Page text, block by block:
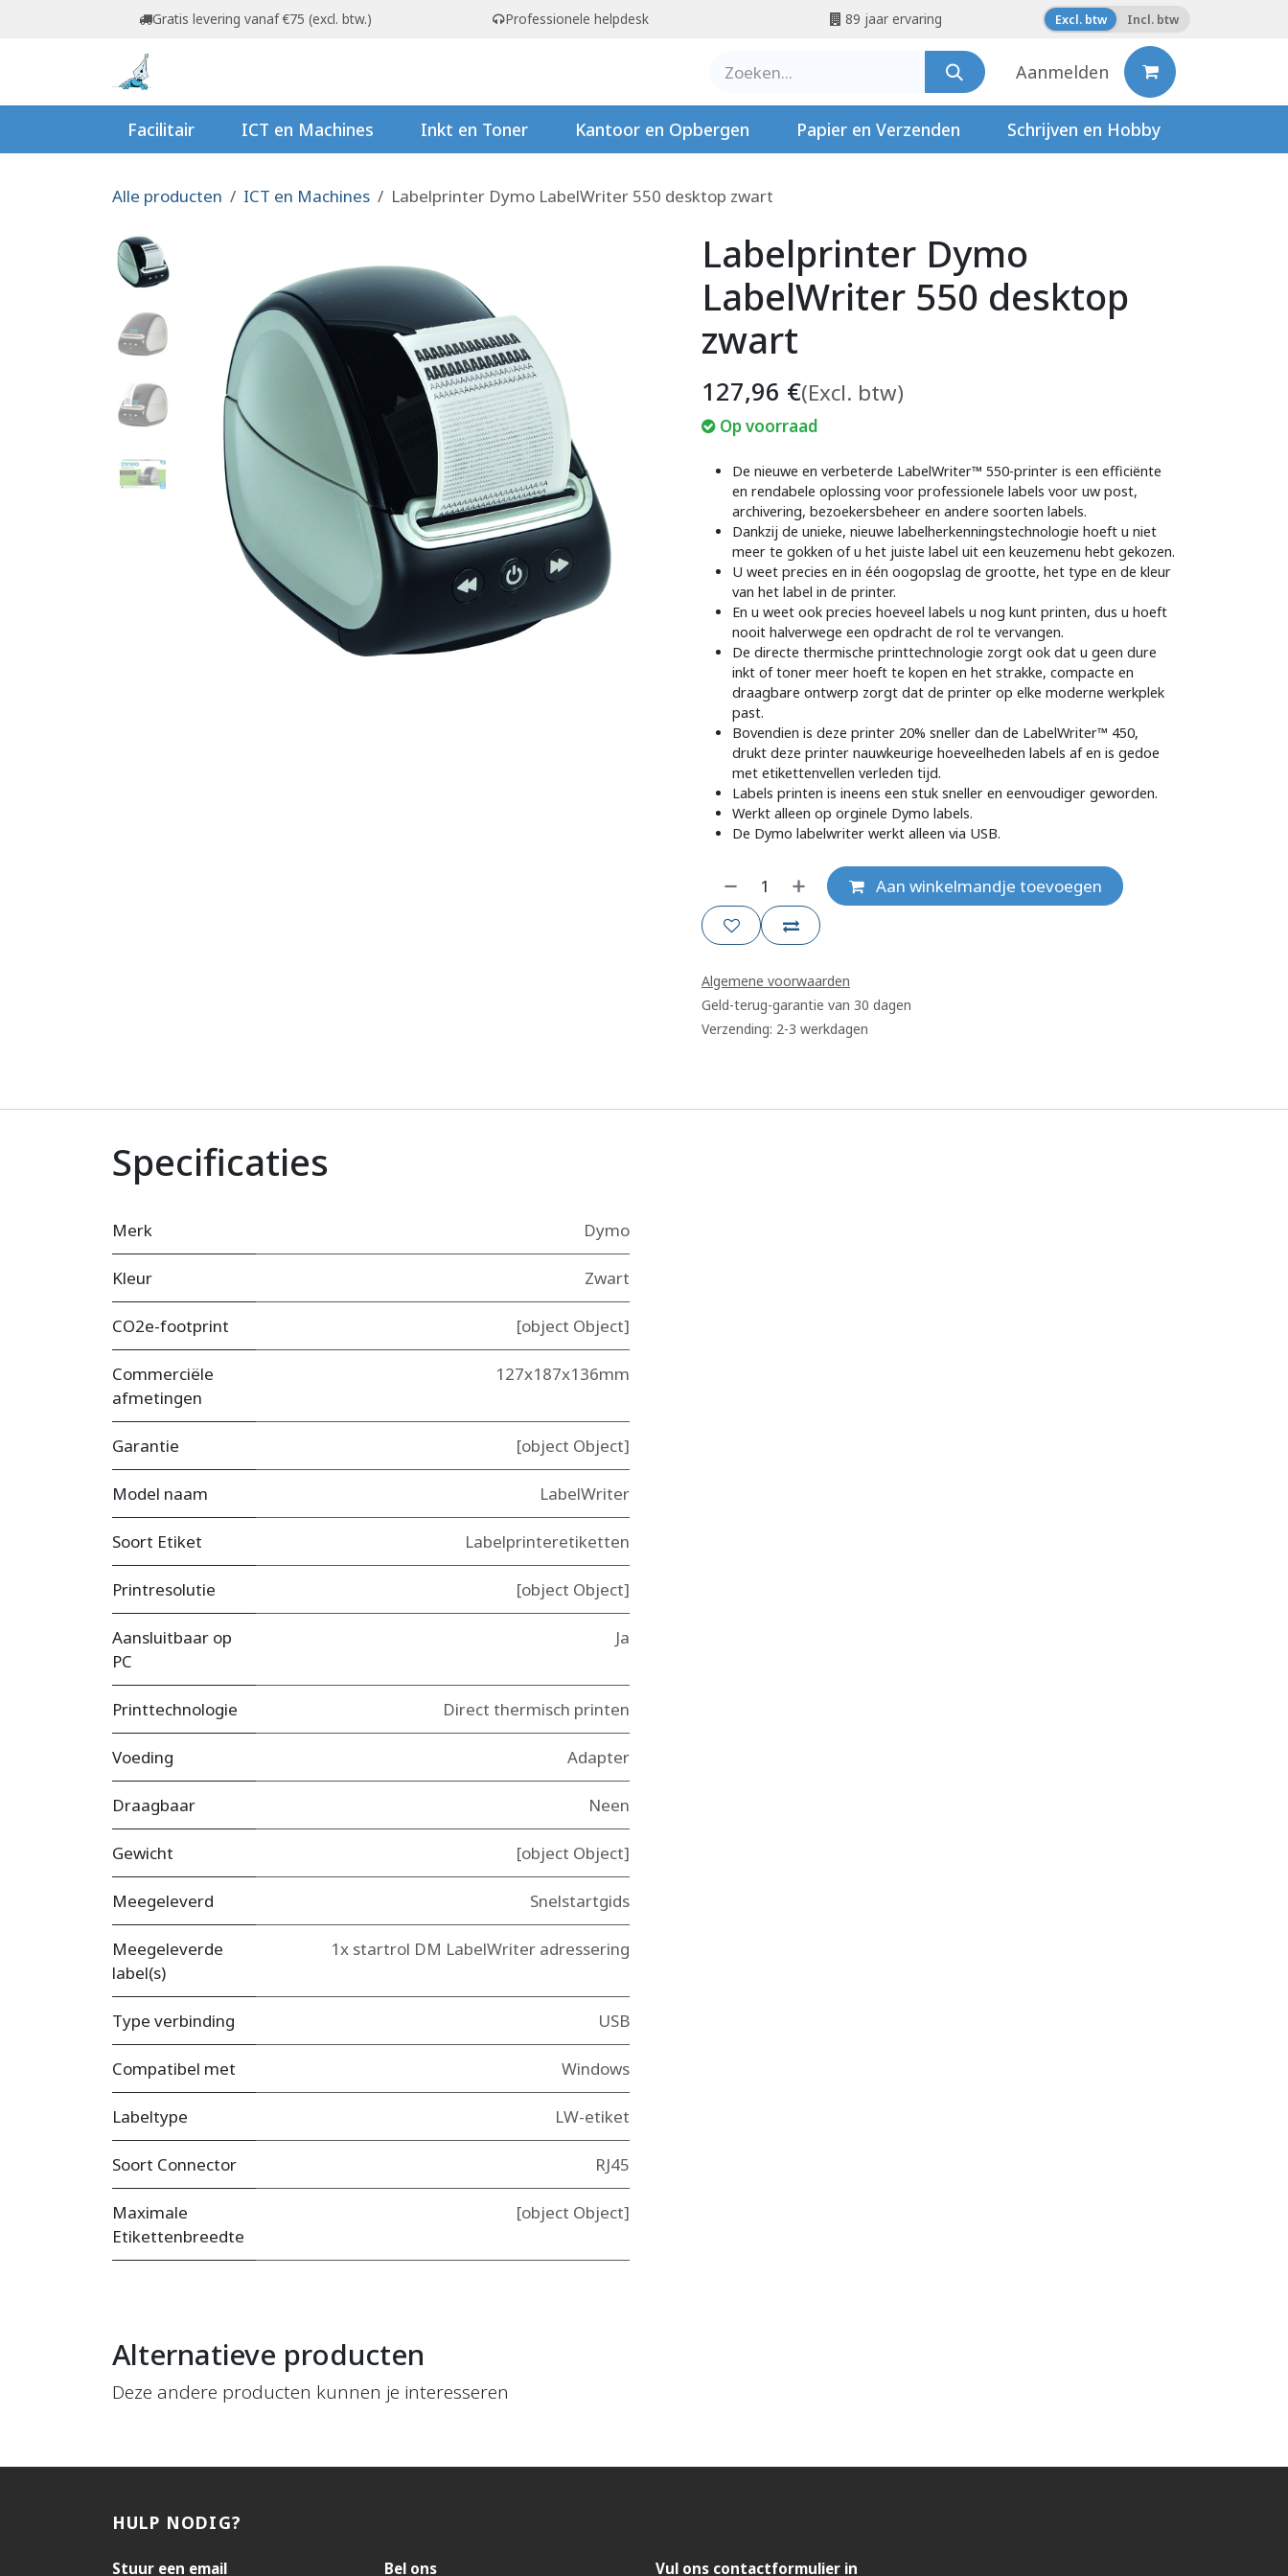
Overslaan naar inhoudGratis levering vanaf €75 (excl. btw.) Professionele helpdesk 89 jaar ervaring Excl. btw Incl. btw
Aanmelden
Facilitair ICT en Machines Inkt en Toner Kantoor en Opbergen Papier en Verzenden Schrijven en Hobby
Alle producten ICT en Machines Labelprinter Dymo LabelWriter 550 desktop zwart
Labelprinter Dymo
LabelWriter 550 desktop
zwart
127,96 €(Excl. btw)
Op voorraad
De nieuwe en verbeterde LabelWriter™ 550-printer is een efficiënte
en rendabele oplossing voor professionele labels voor uw post,
archivering, bezoekersbeheer en andere soorten labels.
Dankzij de unieke, nieuwe labelherkenningstechnologie hoeft u niet
meer te gokken of u het juiste label uit een keuzemenu hebt gekozen.
U weet precies en in één oogopslag de grootte, het type en de kleur
van het label in de printer.
En u weet ook precies hoeveel labels u nog kunt printen, dus u hoeft
nooit halverwege een opdracht de rol te vervangen.
De directe thermische printtechnologie zorgt ook dat u geen dure
inkt of toner meer hoeft te kopen en het strakke, compacte en
draagbare ontwerp zorgt dat de printer op elke moderne werkplek
past.
Bovendien is deze printer 20% sneller dan de LabelWriter™ 450,
drukt deze printer nauwkeurige hoeveelheden labels af en is gedoe
met etikettenvellen verleden tijd.
Labels printen is ineens een stuk sneller en eenvoudiger geworden.
Werkt alleen op orginele Dymo labels.
De Dymo labelwriter werkt alleen via USB.
Aan winkelmandje toevoegen
Algemene voorwaarden
Geld-terug-garantie van 30 dagen
Verzending: 2-3 werkdagen
Specificaties
Merk Dymo
Kleur Zwart
CO2e-footprint [object Object]
Commerciële
afmetingen
127x187x136mm
Garantie [object Object]
Model naam LabelWriter
Soort Etiket Labelprinteretiketten
Printresolutie [object Object]
Aansluitbaar op
PC
Ja
Printtechnologie Direct thermisch printen
Voeding Adapter
Draagbaar Neen
Gewicht [object Object]
Meegeleverd Snelstartgids
Meegeleverde
label(s)
1x startrol DM LabelWriter adressering
Type verbinding USB
Compatibel met Windows
Labeltype LW-etiket
Soort Connector RJ45
Maximale
Etikettenbreedte
[object Object]
Alternatieve producten
Deze andere producten kunnen je interesseren
HULP NODIG?
Stuur een email Bel ons Vul ons contactformulier in